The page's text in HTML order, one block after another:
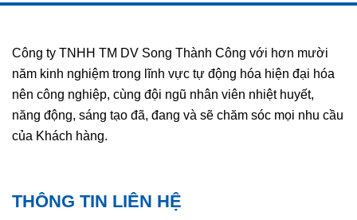
Công ty TNHH TM DV Song Thành Công với hơn mười
năm kinh nghiệm trong lĩnh vực tự động hóa hiện đại hóa
nên công nghiệp, cùng đội ngũ nhân viên nhiệt huyết,
năng động, sáng tạo đã, đang và sẽ chăm sóc mọi nhu cầu
của Khách hàng.
THÔNG TIN LIÊN HỆ